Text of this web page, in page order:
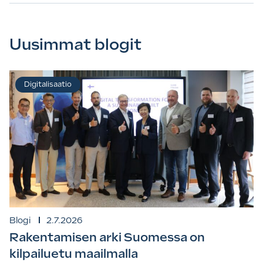
Uusimmat blogit
Blogi 2.7.2026
Rakentamisen arki Suomessa on
kilpailuetu maailmalla
Digitalisaatio